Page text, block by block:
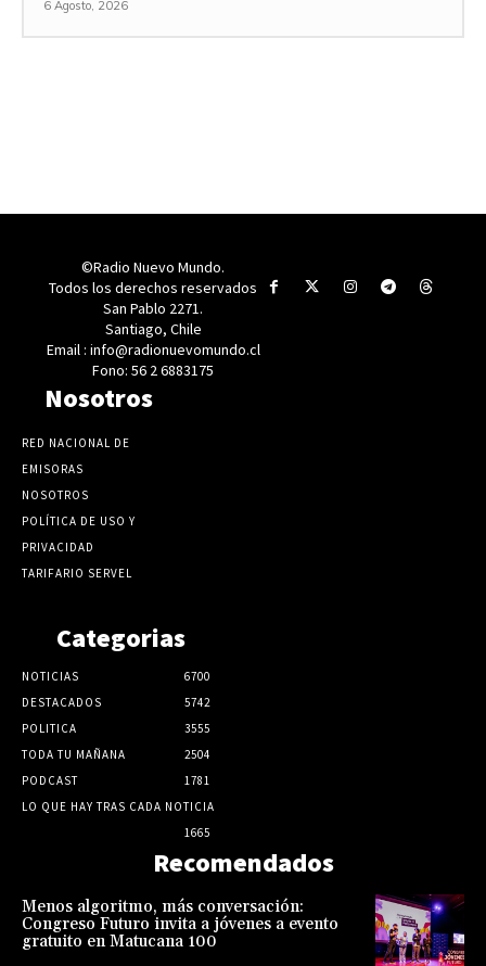
6 Agosto, 2026
©Radio Nuevo Mundo.
Todos los derechos reservados
San Pablo 2271.
Santiago, Chile
Email : info@radionuevomundo.cl
Fono: 56 2 6883175
Nosotros
RED NACIONAL DE
EMISORAS
NOSOTROS
POLÍTICA DE USO Y
PRIVACIDAD
TARIFARIO SERVEL
Categorias
NOTICIAS
6700
DESTACADOS
5742
POLITICA
3555
TODA TU MAÑANA
2504
PODCAST
1781
LO QUE HAY TRAS CADA NOTICIA
1665
Recomendados
Menos algoritmo, más conversación:
Congreso Futuro invita a jóvenes a evento
gratuito en Matucana 100